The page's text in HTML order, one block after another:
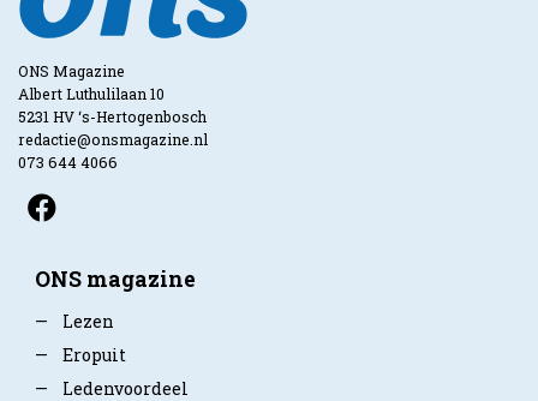
ONS Magazine
Albert Luthulilaan 10
5231 HV ‘s-Hertogenbosch
redactie@onsmagazine.nl
073 644 4066
ONS magazine
—
Lezen
—
Eropuit
—
Ledenvoordeel